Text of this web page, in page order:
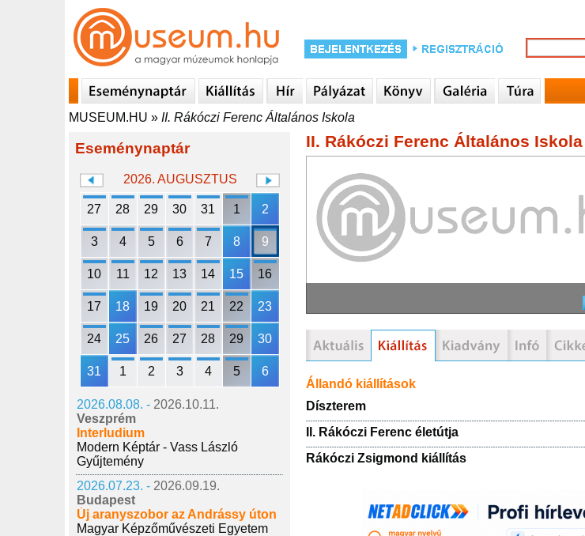
MUSEUM.HU » II. Rákóczi Ferenc Általános Iskola
Eseménynaptár
2026. AUGUSZTUS
27 28 29 30 31 1 2
3 4 5 6 7 8 9
10 11 12 13 14 15 16
17 18 19 20 21 22 23
24 25 26 27 28 29 30
31 1 2 3 4 5 6
2026.08.08. - 2026.10.11.
Veszprém
Interludium
Modern Képtár - Vass László
Gyűjtemény
2026.07.23. - 2026.09.19.
Budapest
Új aranyszobor az Andrássy úton
Magyar Képzőművészeti Egyetem
II. Rákóczi Ferenc Általános Iskola
Állandó kiállítások
Díszterem
II. Rákóczi Ferenc életútja
Rákóczi Zsigmond kiállítás